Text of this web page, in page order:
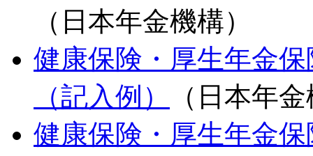
（日本年金機構）
健康保険・厚生年金
（記入例）
（日本年
健康保険・厚生年金